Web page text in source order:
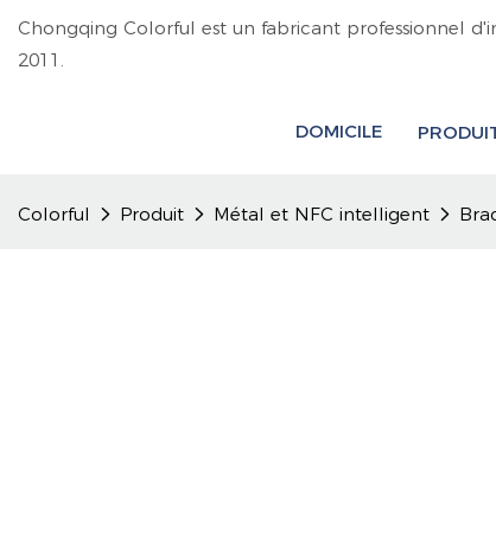
Chongqing Colorful est un fabricant professionnel
2011.
DOMICILE
Colorful Produit Métal et NFC intelligent